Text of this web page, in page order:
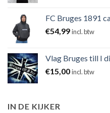
FC Bruges 1891
€54,99incl. btw
Vlag Bruges till I
€15,00incl. btw
IN DE KIJKER